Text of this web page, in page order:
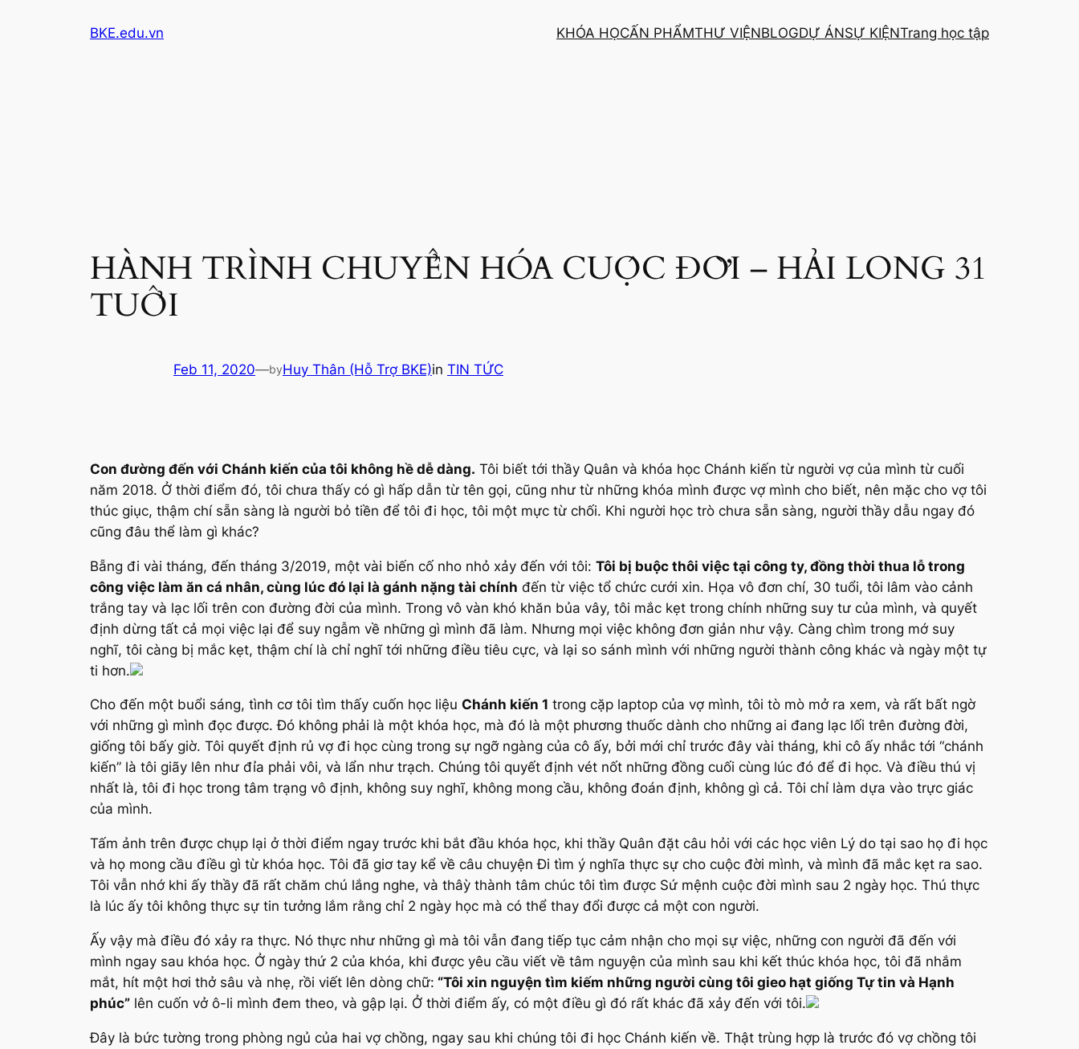
BKE.edu.vn KHÓA HỌCẤN PHẨMTHƯ VIỆNBLOGDỰ ÁNSỰ KIỆNTrang học tập
HÀNH TRÌNH CHUYỂN HÓA CUỘC ĐỜI – HẢI LONG 31
TUỔI
Feb 11, 2020—byHuy Thân (Hỗ Trợ BKE)in TIN TỨC
Con đường đến với Chánh kiến của tôi không hề dễ dàng. Tôi biết tới thầy Quân và khóa học Chánh kiến từ người vợ của mình từ cuối
năm 2018. Ở thời điểm đó, tôi chưa thấy có gì hấp dẫn từ tên gọi, cũng như từ những khóa mình được vợ mình cho biết, nên mặc cho vợ tôi
thúc giục, thậm chí sẵn sàng là người bỏ tiền để tôi đi học, tôi một mực từ chối. Khi người học trò chưa sẵn sàng, người thầy dẫu ngay đó
cũng đâu thể làm gì khác?
Bẵng đi vài tháng, đến tháng 3/2019, một vài biến cố nho nhỏ xảy đến với tôi: Tôi bị buộc thôi việc tại công ty, đồng thời thua lỗ trong
công việc làm ăn cá nhân, cùng lúc đó lại là gánh nặng tài chính đến từ việc tổ chức cưới xin. Họa vô đơn chí, 30 tuổi, tôi lâm vào cảnh
trắng tay và lạc lối trên con đường đời của mình. Trong vô vàn khó khăn bủa vây, tôi mắc kẹt trong chính những suy tư của mình, và quyết
định dừng tất cả mọi việc lại để suy ngẫm về những gì mình đã làm. Nhưng mọi việc không đơn giản như vậy. Càng chìm trong mớ suy
nghĩ, tôi càng bị mắc kẹt, thậm chí là chỉ nghĩ tới những điều tiêu cực, và lại so sánh mình với những người thành công khác và ngày một tự
ti hơn.
Cho đến một buổi sáng, tình cơ tôi tìm thấy cuốn học liệu Chánh kiến 1 trong cặp laptop của vợ mình, tôi tò mò mở ra xem, và rất bất ngờ
với những gì mình đọc được. Đó không phải là một khóa học, mà đó là một phương thuốc dành cho những ai đang lạc lối trên đường đời,
giống tôi bấy giờ. Tôi quyết định rủ vợ đi học cùng trong sự ngỡ ngàng của cô ấy, bởi mới chỉ trước đây vài tháng, khi cô ấy nhắc tới “chánh
kiến” là tôi giãy lên như đỉa phải vôi, và lẩn như trạch. Chúng tôi quyết định vét nốt những đồng cuối cùng lúc đó để đi học. Và điều thú vị
nhất là, tôi đi học trong tâm trạng vô định, không suy nghĩ, không mong cầu, không đoán định, không gì cả. Tôi chỉ làm dựa vào trực giác
của mình.
Tấm ảnh trên được chụp lại ở thời điểm ngay trước khi bắt đầu khóa học, khi thầy Quân đặt câu hỏi với các học viên Lý do tại sao họ đi học
và họ mong cầu điều gì từ khóa học. Tôi đã giơ tay kể về câu chuyện Đi tìm ý nghĩa thực sự cho cuộc đời mình, và mình đã mắc kẹt ra sao.
Tôi vẫn nhớ khi ấy thầy đã rất chăm chú lắng nghe, và thâỳ thành tâm chúc tôi tìm được Sứ mệnh cuộc đời mình sau 2 ngày học. Thú thực
là lúc ấy tôi không thực sự tin tưởng lắm rằng chỉ 2 ngày học mà có thể thay đổi được cả một con người.
Ấy vậy mà điều đó xảy ra thực. Nó thực như những gì mà tôi vẫn đang tiếp tục cảm nhận cho mọi sự việc, những con người đã đến với
mình ngay sau khóa học. Ở ngày thứ 2 của khóa, khi được yêu cầu viết về tâm nguyện của mình sau khi kết thúc khóa học, tôi đã nhắm
mắt, hít một hơi thở sâu và nhẹ, rồi viết lên dòng chữ: “Tôi xin nguyện tìm kiếm những người cùng tôi gieo hạt giống Tự tin và Hạnh
phúc” lên cuốn vở ô-li mình đem theo, và gập lại. Ở thời điểm ấy, có một điều gì đó rất khác đã xảy đến với tôi.
Đây là bức tường trong phòng ngủ của hai vợ chồng, ngay sau khi chúng tôi đi học Chánh kiến về. Thật trùng hợp là trước đó vợ chồng tôi